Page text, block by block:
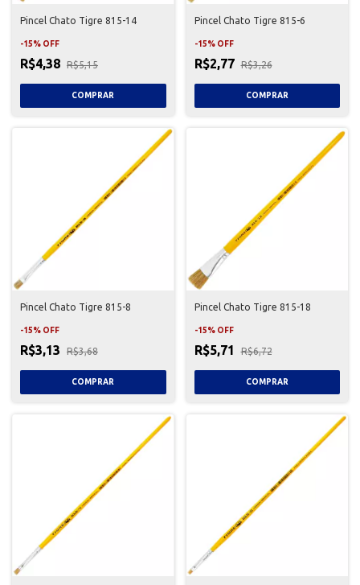
Pincel Chato Tigre 815-14
-15% OFF
R$4,38 R$5,15
Pincel Chato Tigre 815-6
-15% OFF
R$2,77 R$3,26
Pincel Chato Tigre 815-8
-15% OFF
R$3,13 R$3,68
Pincel Chato Tigre 815-18
-15% OFF
R$5,71 R$6,72